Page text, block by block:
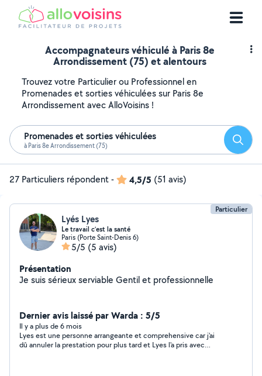
Accompagnateurs véhiculé à Paris 8e
Arrondissement (75) et alentours
Trouvez votre Particulier ou Professionnel en
Promenades et sorties véhiculées sur Paris 8e
Arrondissement avec AlloVoisins !
Promenades et sorties véhiculées
à Paris 8e Arrondissement (75)
27 Particuliers répondent- 4,5/5 (51 avis)
Particulier
Lyés Lyes
Le travail c’est la santé
Paris (Porte Saint-Denis 6)
5/5 (5 avis)
Présentation
Je suis sérieux serviable Gentil et professionnelle
Dernier avis laissé par Warda : 5/5
Il y a plus de 6 mois
Lyes est une personne arrangeante et comprehensive car j'ai
dû annuler la prestation pour plus tard et Lyes l'a pris avec